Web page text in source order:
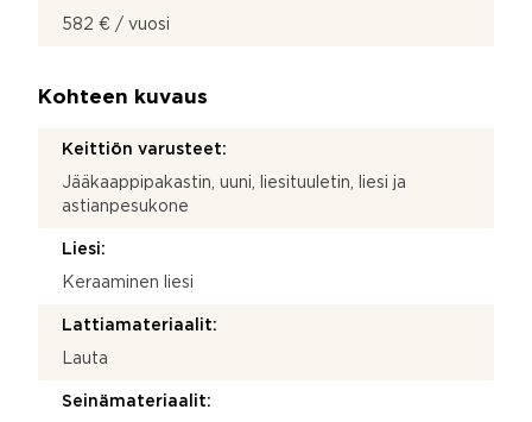
582 € / vuosi
Kohteen kuvaus
Keittiön varusteet:
Jääkaappipakastin, uuni, liesituuletin, liesi ja
astianpesukone
Liesi:
Keraaminen liesi
Lattiamateriaalit:
Lauta
Seinämateriaalit: